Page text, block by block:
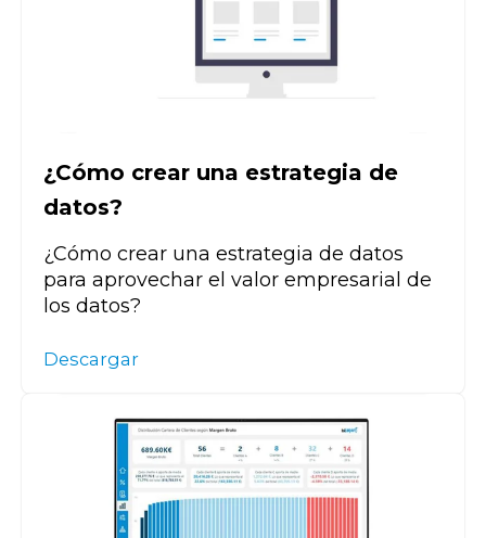
¿Cómo crear una estrategia de
datos?
¿Cómo crear una estrategia de datos
para aprovechar el valor empresarial de
los datos?
Descargar